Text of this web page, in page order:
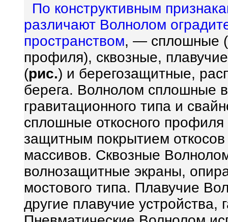
По конструктивным
различают Волнолом
пространством, — сплошные
профиля), сквозные,
(рис.) и берегозащитные,
берега. Волнолом сплошные
гравитационного типа и
сплошные откосного
защитным покрытием
массивов. Сквозные
волнозащитные экраны,
мостового типа. Плавучие
другие плавучие устройства,